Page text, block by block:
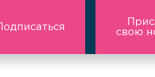
Подписаться
свою